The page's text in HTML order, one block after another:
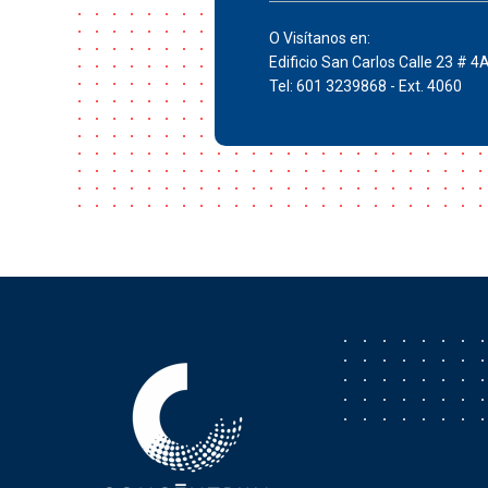
O Visítanos en:
Edificio San Carlos Calle 23 #
Tel: 601 3239868 - Ext. 4060